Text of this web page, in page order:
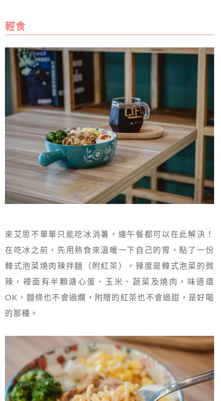
輕食
來艾思不單單只能吃冰消暑，連午餐都可以在此解決！
在吃冰之前，先用熱食來溫暖一下自己的胃，點了一份
韓式泡菜燒肉辣拌麵（附紅茶），辣度是韓式泡菜的微
辣，裡面有半顆溏心蛋、玉米、蔬菜及燒肉，味道還
OK，麵條也不會過爛，附贈的紅茶也不會過甜，是好喝
的那種。